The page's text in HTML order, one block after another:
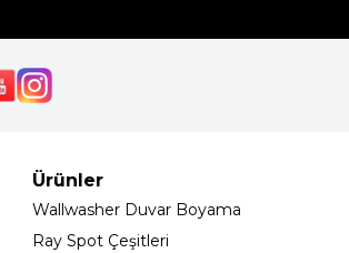
Ürünler
Wallwasher Duvar Boyama
Ray Spot Çeşitleri